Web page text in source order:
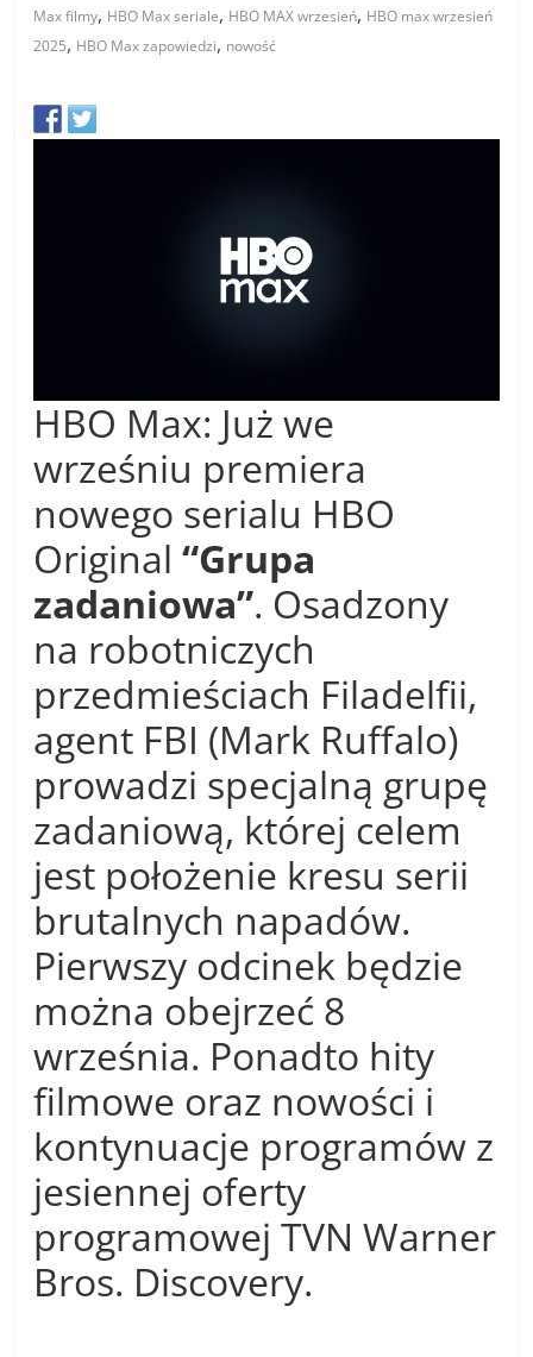
Max filmy, HBO Max seriale, HBO MAX wrzesień, HBO max wrzesień
2025, HBO Max zapowiedzi, nowość
HBO Max: Już we
wrześniu premiera
nowego serialu HBO
Original“Grupa
zadaniowa”. Osadzony
na robotniczych
przedmieściach Filadelfii,
agent FBI (Mark Ruffalo)
prowadzi specjalną grupę
zadaniową, której celem
jest położenie kresu serii
brutalnych napadów.
Pierwszy odcinek będzie
można obejrzeć 8
września. Ponadto hity
filmowe oraz nowości i
kontynuacje programów z
jesiennej oferty
programowej TVN Warner
Bros. Discovery.